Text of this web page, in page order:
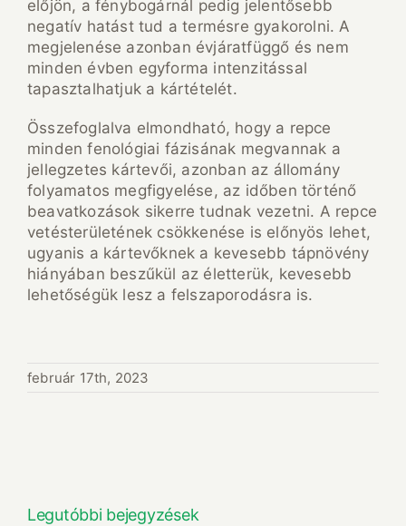
előjön, a fénybogárnál pedig jelentősebb
negatív hatást tud a termésre gyakorolni. A
megjelenése azonban évjáratfüggő és nem
minden évben egyforma intenzitással
tapasztalhatjuk a kártételét.
Összefoglalva elmondható, hogy a repce
minden fenológiai fázisának megvannak a
jellegzetes kártevői, azonban az állomány
folyamatos megfigyelése, az időben történő
beavatkozások sikerre tudnak vezetni. A repce
vetésterületének csökkenése is előnyös lehet,
ugyanis a kártevőknek a kevesebb tápnövény
hiányában beszűkül az életterük, kevesebb
lehetőségük lesz a felszaporodásra is.
február 17th, 2023
Legutóbbi bejegyzések